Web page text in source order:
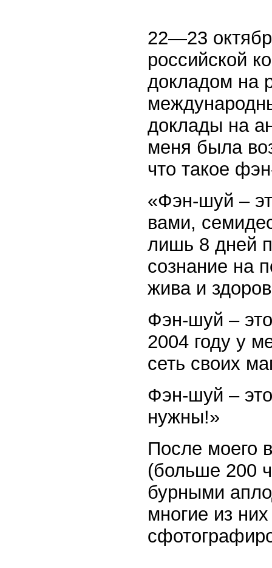
22—23
российской
докладом на
доклады на
меня была
что такое
«Фэн-шуй –
вами,
лишь 8 дней
сознание на
жива и
Фэн-шуй –
2004 году у
сеть своих
Фэн-шуй –
нужны!»
После моего
(больше 200
бурными
многие из